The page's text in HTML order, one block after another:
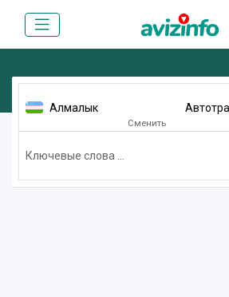
Алмалык
Сменить